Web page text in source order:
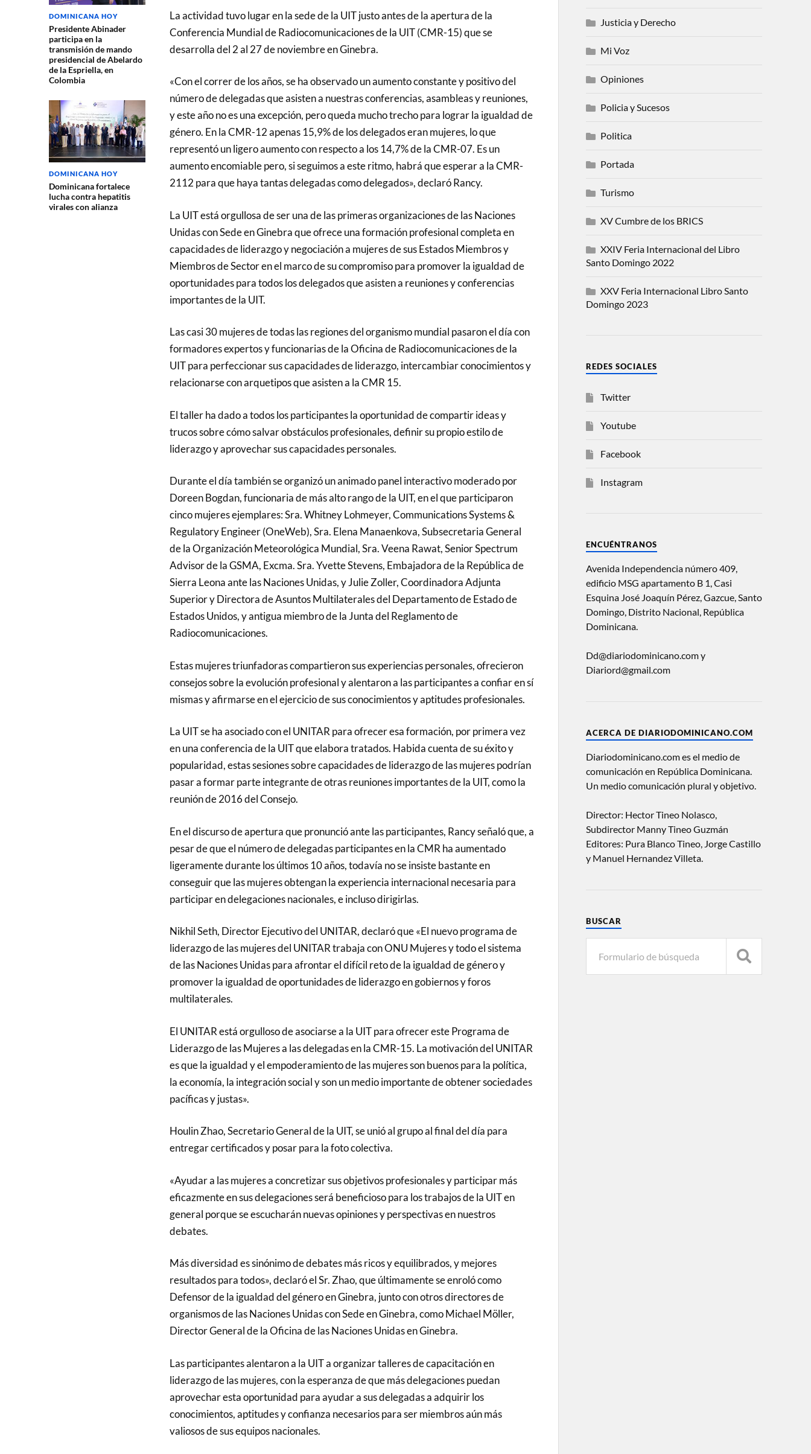
DOMINICANA HOY
Presidente Abinader
participa en la
transmisión de mando
presidencial de Abelardo
de la Espriella, en
Colombia
DOMINICANA HOY
Dominicana fortalece
lucha contra hepatitis
virales con alianza
La actividad tuvo lugar en la sede de la UIT justo antes de la apertura de la
Conferencia Mundial de Radiocomunicaciones de la UIT (CMR-15) que se
desarrolla del 2 al 27 de noviembre en Ginebra.
«Con el correr de los años, se ha observado un aumento constante y positivo del
número de delegadas que asisten a nuestras conferencias, asambleas y reuniones,
y este año no es una excepción, pero queda mucho trecho para lograr la igualdad de
género. En la CMR-12 apenas 15,9% de los delegados eran mujeres, lo que
representó un ligero aumento con respecto a los 14,7% de la CMR-07. Es un
aumento encomiable pero, si seguimos a este ritmo, habrá que esperar a la CMR-
2112 para que haya tantas delegadas como delegados», declaró Rancy.
La UIT está orgullosa de ser una de las primeras organizaciones de las Naciones
Unidas con Sede en Ginebra que ofrece una formación profesional completa en
capacidades de liderazgo y negociación a mujeres de sus Estados Miembros y
Miembros de Sector en el marco de su compromiso para promover la igualdad de
oportunidades para todos los delegados que asisten a reuniones y conferencias
importantes de la UIT.
Las casi 30 mujeres de todas las regiones del organismo mundial pasaron el día con
formadores expertos y funcionarias de la Oficina de Radiocomunicaciones de la
UIT para perfeccionar sus capacidades de liderazgo, intercambiar conocimientos y
relacionarse con arquetipos que asisten a la CMR 15.
El taller ha dado a todos los participantes la oportunidad de compartir ideas y
trucos sobre cómo salvar obstáculos profesionales, definir su propio estilo de
liderazgo y aprovechar sus capacidades personales.
Durante el día también se organizó un animado panel interactivo moderado por
Doreen Bogdan, funcionaria de más alto rango de la UIT, en el que participaron
cinco mujeres ejemplares: Sra. Whitney Lohmeyer, Communications Systems &
Regulatory Engineer (OneWeb), Sra. Elena Manaenkova, Subsecretaria General
de la Organización Meteorológica Mundial, Sra. Veena Rawat, Senior Spectrum
Advisor de la GSMA, Excma. Sra. Yvette Stevens, Embajadora de la República de
Sierra Leona ante las Naciones Unidas, y Julie Zoller, Coordinadora Adjunta
Superior y Directora de Asuntos Multilaterales del Departamento de Estado de
Estados Unidos, y antigua miembro de la Junta del Reglamento de
Radiocomunicaciones.
Estas mujeres triunfadoras compartieron sus experiencias personales, ofrecieron
consejos sobre la evolución profesional y alentaron a las participantes a confiar en sí
mismas y afirmarse en el ejercicio de sus conocimientos y aptitudes profesionales.
La UIT se ha asociado con el UNITAR para ofrecer esa formación, por primera vez
en una conferencia de la UIT que elabora tratados. Habida cuenta de su éxito y
popularidad, estas sesiones sobre capacidades de liderazgo de las mujeres podrían
pasar a formar parte integrante de otras reuniones importantes de la UIT, como la
reunión de 2016 del Consejo.
En el discurso de apertura que pronunció ante las participantes, Rancy señaló que, a
pesar de que el número de delegadas participantes en la CMR ha aumentado
ligeramente durante los últimos 10 años, todavía no se insiste bastante en
conseguir que las mujeres obtengan la experiencia internacional necesaria para
participar en delegaciones nacionales, e incluso dirigirlas.
Nikhil Seth, Director Ejecutivo del UNITAR, declaró que «El nuevo programa de
liderazgo de las mujeres del UNITAR trabaja con ONU Mujeres y todo el sistema
de las Naciones Unidas para afrontar el difícil reto de la igualdad de género y
promover la igualdad de oportunidades de liderazgo en gobiernos y foros
multilaterales.
El UNITAR está orgulloso de asociarse a la UIT para ofrecer este Programa de
Liderazgo de las Mujeres a las delegadas en la CMR-15. La motivación del UNITAR
es que la igualdad y el empoderamiento de las mujeres son buenos para la política,
la economía, la integración social y son un medio importante de obtener sociedades
pacíficas y justas».
Houlin Zhao, Secretario General de la UIT, se unió al grupo al final del día para
entregar certificados y posar para la foto colectiva.
«Ayudar a las mujeres a concretizar sus objetivos profesionales y participar más
eficazmente en sus delegaciones será beneficioso para los trabajos de la UIT en
general porque se escucharán nuevas opiniones y perspectivas en nuestros
debates.
Más diversidad es sinónimo de debates más ricos y equilibrados, y mejores
resultados para todos», declaró el Sr. Zhao, que últimamente se enroló como
Defensor de la igualdad del género en Ginebra, junto con otros directores de
organismos de las Naciones Unidas con Sede en Ginebra, como Michael Möller,
Director General de la Oficina de las Naciones Unidas en Ginebra.
Las participantes alentaron a la UIT a organizar talleres de capacitación en
liderazgo de las mujeres, con la esperanza de que más delegaciones puedan
aprovechar esta oportunidad para ayudar a sus delegadas a adquirir los
conocimientos, aptitudes y confianza necesarios para ser miembros aún más
valiosos de sus equipos nacionales.
Justicia y Derecho
Mi Voz
Opiniones
Policia y Sucesos
Politica
Portada
Turismo
XV Cumbre de los BRICS
XXIV Feria Internacional del Libro
Santo Domingo 2022
XXV Feria Internacional Libro Santo
Domingo 2023
REDES SOCIALES
Twitter
Youtube
Facebook
Instagram
ENCUÉNTRANOS
Avenida Independencia número 409,
edificio MSG apartamento B 1, Casi
Esquina José Joaquín Pérez, Gazcue, Santo
Domingo, Distrito Nacional, República
Dominicana.
Dd@diariodominicano.com y
Diariord@gmail.com
ACERCA DE DIARIODOMINICANO.COM
Diariodominicano.com es el medio de
comunicación en República Dominicana.
Un medio comunicación plural y objetivo.
Director: Hector Tineo Nolasco,
Subdirector Manny Tineo Guzmán
Editores: Pura Blanco Tineo, Jorge Castillo
y Manuel Hernandez Villeta.
BUSCAR